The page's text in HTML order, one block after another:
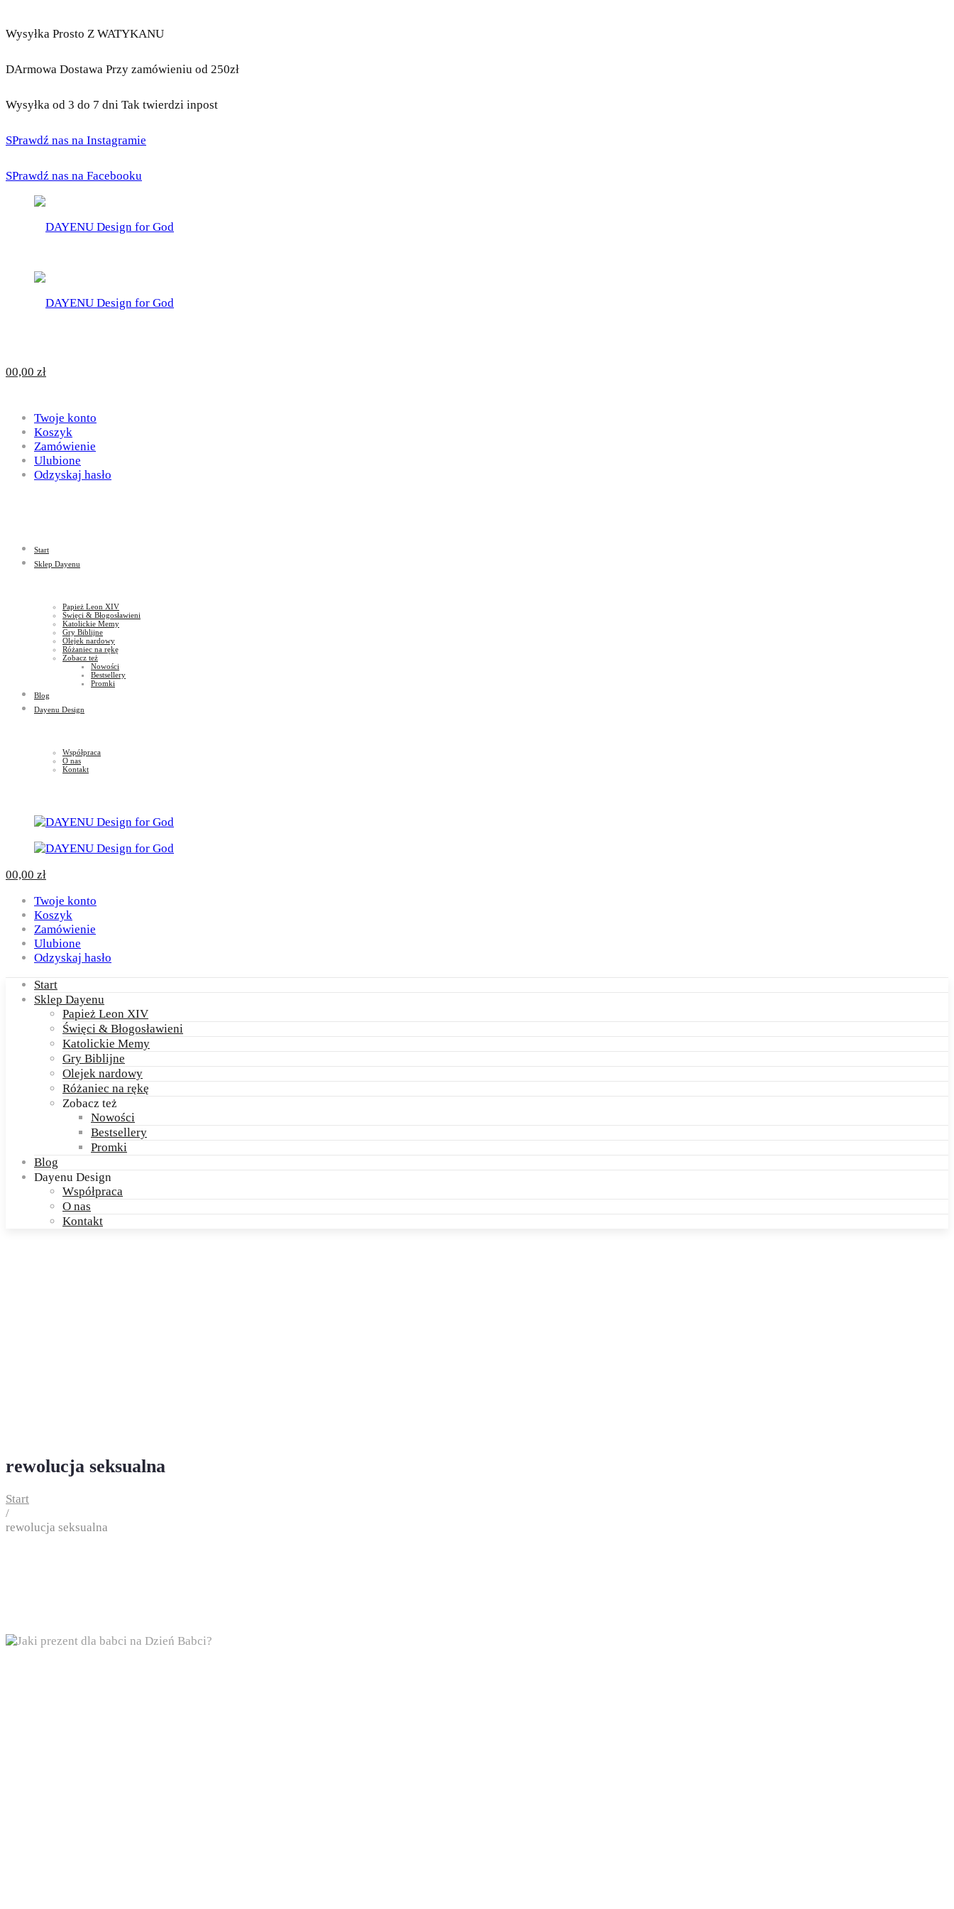
Wysyłka Prosto Z WATYKANU
DArmowa Dostawa Przy zamówieniu od 250zł
Wysyłka od 3 do 7 dni Tak twierdzi inpost
SPrawdź nas na Instagramie
SPrawdź nas na Facebooku
for
God
DAYENU
Design
God
00,00 zł
Twoje konto
Koszyk
Zamówienie
Ulubione
Odzyskaj hasło
Start
Sklep Dayenu
Papież Leon XIV
Święci & Błogosławieni
Katolickie Memy
Gry Biblijne
Olejek nardowy
Różaniec na rękę
Zobacz też
Nowości
Bestsellery
Promki
Blog
Dayenu Design
Współpraca
O nas
Kontakt
00,00 zł
Twoje konto
Koszyk
Zamówienie
Ulubione
Odzyskaj hasło
Start
Sklep Dayenu
Papież Leon XIV
Święci & Błogosławieni
Katolickie Memy
Gry Biblijne
Olejek nardowy
Różaniec na rękę
Zobacz też
Nowości
Bestsellery
Promki
Blog
Dayenu Design
Współpraca
O nas
Kontakt
rewolucja seksualna
Start
/
rewolucja seksualna